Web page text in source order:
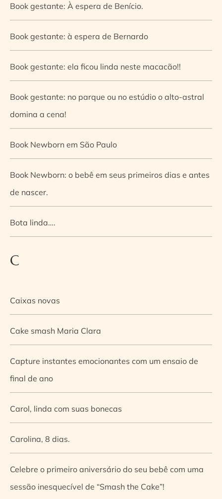
Book gestante: À espera de Benício.
Book gestante: à espera de Bernardo
Book gestante: ela ficou linda neste macacão!!
Book gestante: no parque ou no estúdio o alto-astral
domina a cena!
Book Newborn em São Paulo
Book Newborn: o bebê em seus primeiros dias e antes
de nascer.
Bota linda….
C
Caixas novas
Cake smash Maria Clara
Capture instantes emocionantes com um ensaio de
final de ano
Carol, linda com suas bonecas
Carolina, 8 dias.
Celebre o primeiro aniversário do seu bebê com uma
sessão inesquecível de “Smash the Cake”!